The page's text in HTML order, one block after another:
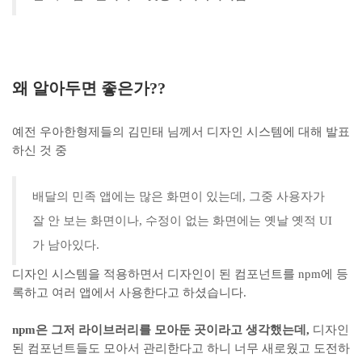
왜 알아두면 좋은가??
예전 우아한형제들의 김민태 님께서 디자인 시스템에 대해 발표
하신 것 중
배달의 민족 앱에는 많은 화면이 있는데, 그중 사용자가
잘 안 보는 화면이나, 수정이 없는 화면에는 옛날 옛적 UI
가 남아있다.
디자인 시스템을 적용하면서 디자인이 된 컴포넌트를 npm에 등
록하고 여러 앱에서 사용한다고 하셨습니다.
npm은 그저 라이브러리를 모아둔 곳이라고 생각했는데, 디자인
된 컴포넌트들도 모아서 관리한다고 하니 너무 새로웠고 도전하